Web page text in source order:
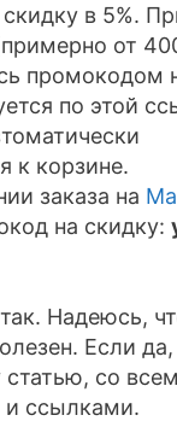
в 5%.
от
промокодом
по этой
к корзине.
заказа на
на скидку:
Надеюсь,
Если да,
статью, со
ссылками.